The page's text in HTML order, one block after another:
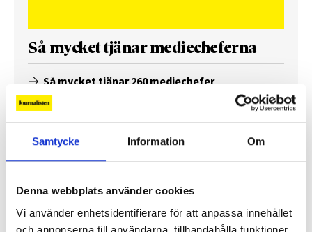
Samtycke Information Om
Denna webbplats använder cookies
Vi använder enhetsidentifierare för att anpassa innehållet
och annonserna till användarna, tillhandahålla funktioner
Så mycket tjänar mediecheferna
Så mycket tjänar 260 mediechefer